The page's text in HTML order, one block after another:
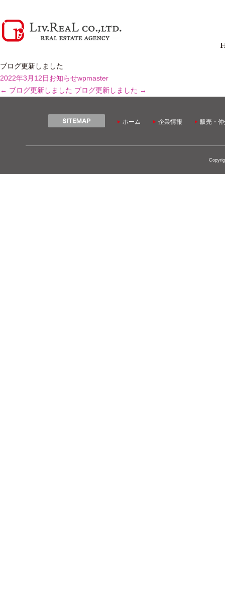
ブログ更新しました
2022年3月12日 お知らせwpmaster
← ブログ更新しました ブログ更新しました →
ホーム 企業情報 販売・